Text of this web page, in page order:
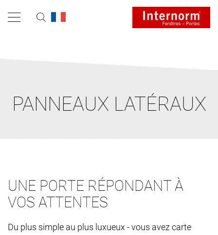
PANNEAUX LATÉRAUX
UNE PORTE RÉPONDANT À
VOS ATTENTES
Du plus simple au plus luxueux - vous avez carte